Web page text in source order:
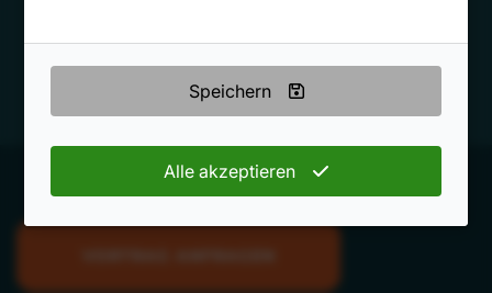
Speichern
Alle akzeptieren